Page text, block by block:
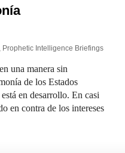
, Prophetic Intelligence Briefings
una manera sin
de los Estados
en desarrollo. En casi
en contra de los intereses